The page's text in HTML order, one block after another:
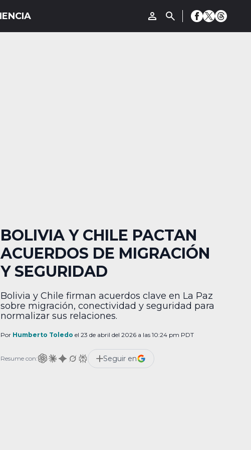
BOLIVIA Y CHILE PACTAN
ACUERDOS DE MIGRACIÓN
Y SEGURIDAD
Bolivia y Chile firman acuerdos clave en La Paz
sobre migración, conectividad y seguridad para
normalizar sus relaciones.
Por Humberto Toledo el 23 de abril del 2026 a las 10:24 pm PDT
Resume con: Seguir en